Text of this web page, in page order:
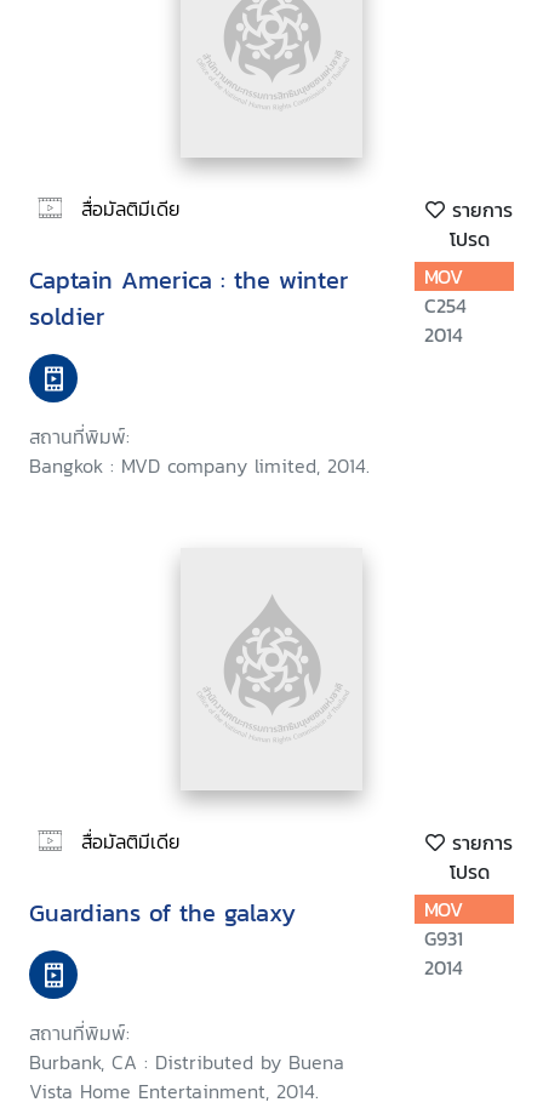
สื่อมัลติมีเดีย
รายการ
โปรด
Captain America : the winter
soldier
สถานที่พิมพ์:
Bangkok : MVD company limited, 2014.
MOV
C254
2014
สื่อมัลติมีเดีย
รายการ
โปรด
Guardians of the galaxy
สถานที่พิมพ์:
Burbank, CA : Distributed by Buena
Vista Home Entertainment, 2014.
MOV
G931
2014